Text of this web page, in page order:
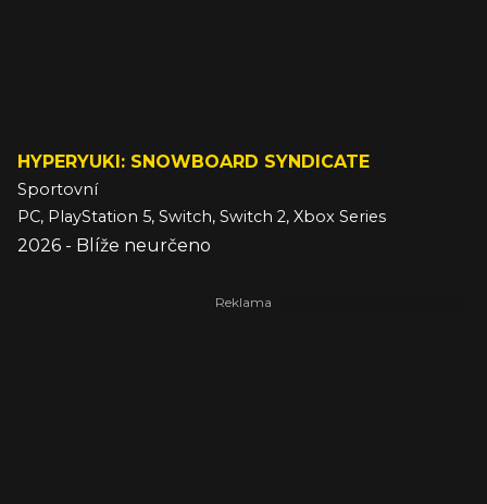
HYPERYUKI: SNOWBOARD SYNDICATE
Sportovní
PC, PlayStation 5, Switch, Switch 2, Xbox Series
2026 - Blíže neurčeno